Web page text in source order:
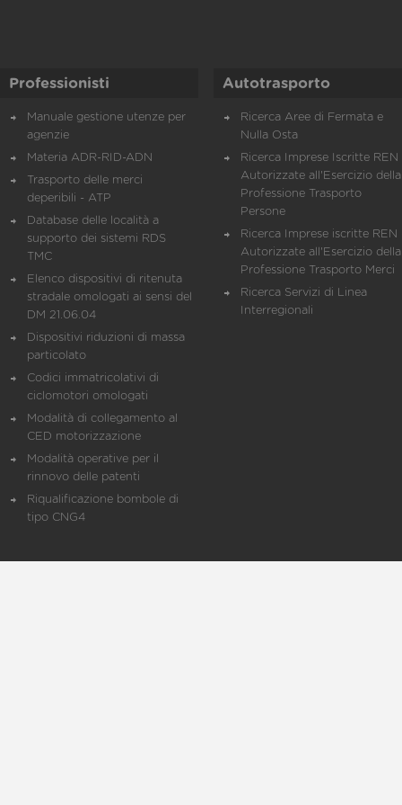
Professionisti
Manuale gestione utenze per
agenzie
Materia ADR-RID-ADN
Trasporto delle merci
deperibili - ATP
Database delle località a
supporto dei sistemi RDS
TMC
Elenco dispositivi di ritenuta
stradale omologati ai sensi del
DM 21.06.04
Dispositivi riduzioni di massa
particolato
Codici immatricolativi di
ciclomotori omologati
Modalità di collegamento al
CED motorizzazione
Modalità operative per il
rinnovo delle patenti
Riqualificazione bombole di
tipo CNG4
Autotrasporto
Ricerca Aree di Fermata e
Nulla Osta
Ricerca Imprese Iscritte REN
Autorizzate all'Esercizio della
Professione Trasporto
Persone
Ricerca Imprese iscritte REN
Autorizzate all'Esercizio della
Professione Trasporto Merci
Ricerca Servizi di Linea
Interregionali